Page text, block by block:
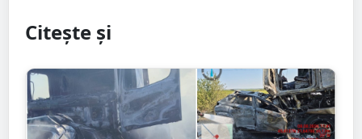
Citește și